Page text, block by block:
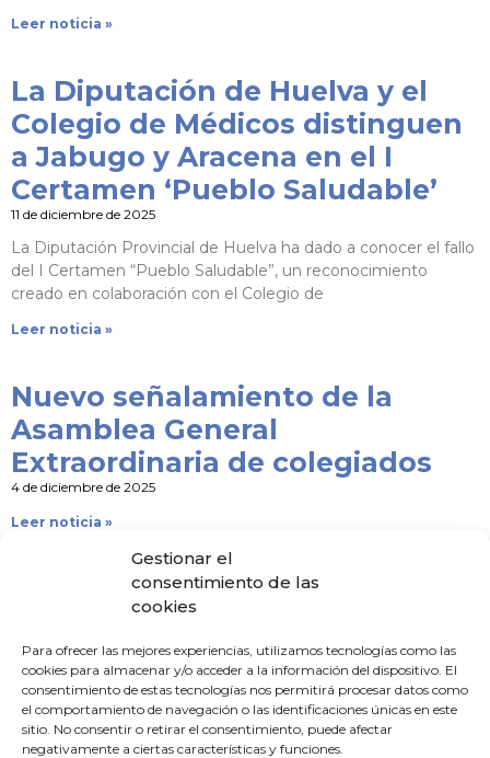
Gestionar el
consentimiento de las
cookies
Para ofrecer las mejores experiencias, utilizamos tecnologías como las
cookies para almacenar y/o acceder a la información del dispositivo. El
consentimiento de estas tecnologías nos permitirá procesar datos como
el comportamiento de navegación o las identificaciones únicas en este
sitio. No consentir o retirar el consentimiento, puede afectar
negativamente a ciertas características y funciones.
Leer noticia »
La Diputación de Huelva y el
Colegio de Médicos distinguen
a Jabugo y Aracena en el I
Certamen ‘Pueblo Saludable’
11 de diciembre de 2025
La Diputación Provincial de Huelva ha dado a conocer el fallo
del I Certamen “Pueblo Saludable”, un reconocimiento
creado en colaboración con el Colegio de
Leer noticia »
Nuevo señalamiento de la
Asamblea General
Extraordinaria de colegiados
4 de diciembre de 2025
Leer noticia »
Condenado a 3 años y 6 meses
de prisión el individuo que
amenazó con un cuchillo a un
médico en el Centro de Salud
de Isla Cristina
3 de diciembre de 2025